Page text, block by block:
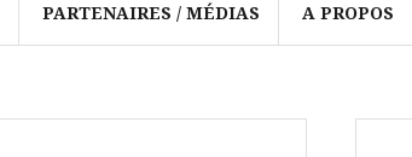
PARTENAIRES / MÉDIAS A PROPOS